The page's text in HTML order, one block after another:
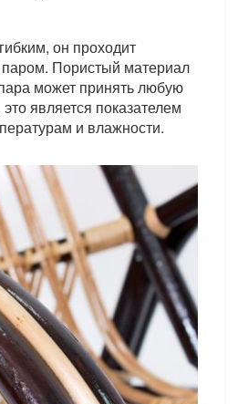
он проходит
паром. Пористый материал
может принять любую
является показателем
и влажности.